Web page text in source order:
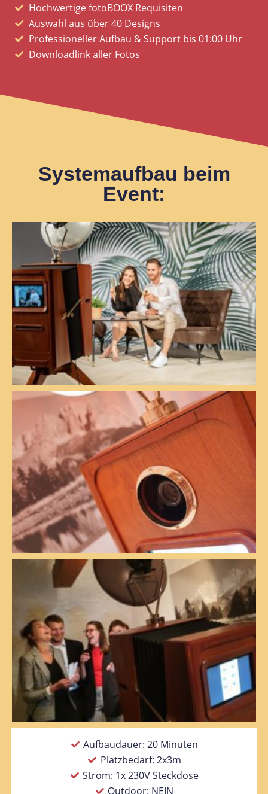
Hochwertige fotoBOOX Requisiten
Auswahl aus über 40 Designs
Professioneller Aufbau & Support bis 01:00 Uhr
Downloadlink aller Fotos
Systemaufbau beim
Event:
Aufbaudauer: 20 Minuten
Platzbedarf: 2x3m
Strom: 1x 230V Steckdose
Outdoor: NEIN